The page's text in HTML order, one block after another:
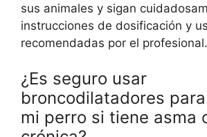
sus animales y sigan
instrucciones de dosificación y
recomendadas por el profesional.
¿Es seguro usar
broncodilatadores
mi perro si tiene asma